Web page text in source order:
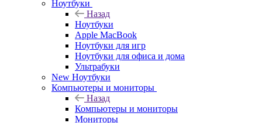
Ноутбуки
Назад
Ноутбуки
Apple MacBook
Ноутбуки для игр
Ноутбуки для офиса и дома
Ультрабуки
New Ноутбуки
Компьютеры и мониторы
Назад
Компьютеры и мониторы
Мониторы